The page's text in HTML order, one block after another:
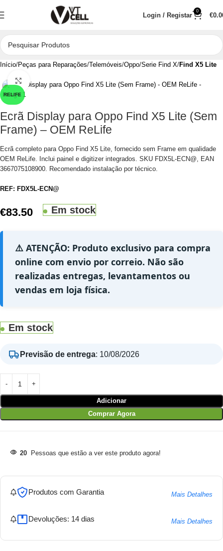
Login / Registar
0
€
Início Peças para Reparações Telemóveis Oppo Serie Find X Find X5 Lite
RELIFE
Clique para aumentar
Ecrã Display para Oppo Find X5 Lite (Sem
Frame) – OEM ReLife
Ecrã completo para Oppo Find X5 Lite, fornecido sem Frame em qualidade
OEM ReLife. Inclui painel e digitizer integrados. SKU FDX5L-ECN@, EAN
3667075108900. Recomendado instalação por técnico.
REF: FDX5L-ECN@
€83.50 Em stock
⚠️ ATENÇÃO: Produto exclusivo para compra
online com envio por correio. Não são
realizadas entregas, levantamentos ou
vendas em loja física.
Em stock
Previsão de entrega: 10/08/2026
Adicionar
Comprar Agora
20 Pessoas que estão a ver este produto agora!
Produtos com Garantia Mais Detalhes
Devoluções: 14 dias Mais Detalhes